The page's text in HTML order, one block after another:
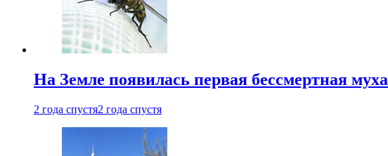
На Земле появилась первая бессмертная муха
2 года спустя2 года спустя